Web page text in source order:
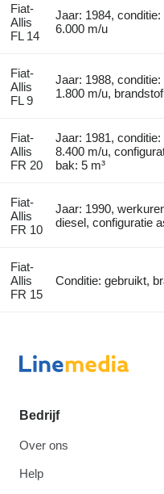
Fiat-
Allis
FL 14
Jaar: 1984,
6.000 m/u
Fiat-
Allis
FL 9
Jaar: 1988,
1.800 m/u,
Fiat-
Allis
FR 20
Jaar: 1981,
8.400 m/u,
bak: 5 m³
Fiat-
Allis
FR 10
Jaar: 1990,
diesel, configuratie
Fiat-
Allis
FR 15
Conditie: gebruikt,
Bedrijf
Over ons
Help